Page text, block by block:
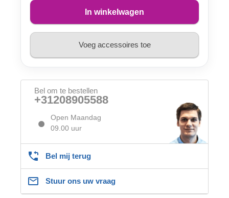
In winkelwagen
Voeg accessoires toe
Bel om te bestellen
+31208905588
Open Maandag
09.00 uur
Bel mij terug
Stuur ons uw vraag